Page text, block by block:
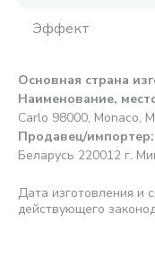
Эффект
Основная страна
Наименование,
Carlo 98000, Monaco,
Продавец/импортер:
Беларусь 220012 г.
Дата изготовления и
действующего